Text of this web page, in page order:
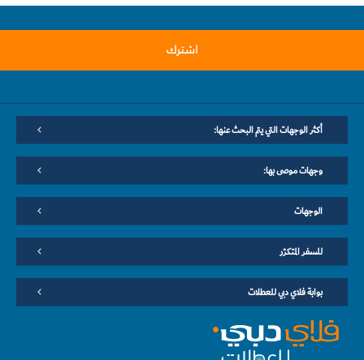
اشترك
أكثر الوجهات التي يتم البحث عنها:
وجهات موصى بها:
الوجهات
للسفر المتكرّر
بوابة فلاي دبي للعطلات